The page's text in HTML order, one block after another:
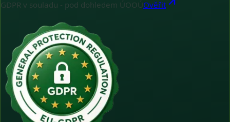
GDPR v souladu - pod dohledem ÚOOÚOvěřit